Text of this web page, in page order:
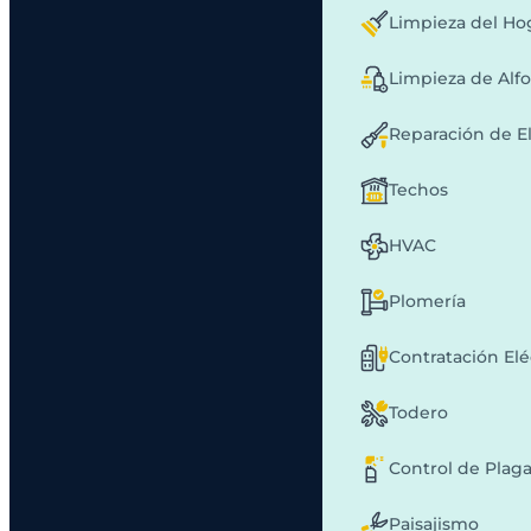
Limpieza del
Limpieza de
Reparación de
Techos
HVAC
Plomería
Contratación
Todero
Control de
Paisajismo